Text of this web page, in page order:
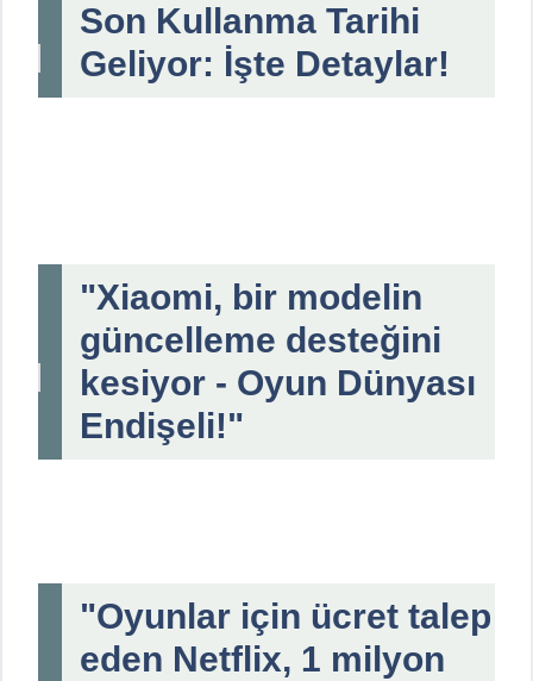
Son Kullanma Tarihi
Geliyor: İşte Detaylar!
"Xiaomi, bir modelin
güncelleme desteğini
kesiyor - Oyun Dünyası
Endişeli!"
"Oyunlar için ücret talep
eden Netflix, 1 milyon